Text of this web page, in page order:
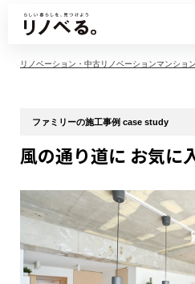
リノベーション・中古リノベーションマンショ
ファミリーの施工事例 case study
風の通り道に お気に